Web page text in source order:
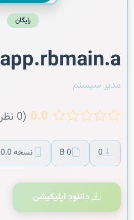
رایگان
app.rbmain.a
مدیر سیستم
0.0 (0 نظر)
0
0 B نسخه 1.0.0
دانلود اپلیکیشن